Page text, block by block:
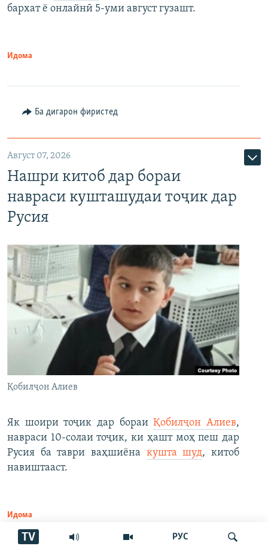
РУС
TV
бархат ё онлайнӣ 5-уми август гузашт.
Идома
Ба дигарон фиристед
Август 07, 2026
Нашри китоб дар бораи
навраси кушташудаи тоҷик дар
Русия
Қобилҷон Алиев
Як шоири тоҷик дар бораиҚобилҷон Алиев,
навраси 10-солаи тоҷик, ки ҳашт моҳ пеш дар
Русия ба таври ваҳшиёна кушта шуд, китоб
навиштааст.
Идома